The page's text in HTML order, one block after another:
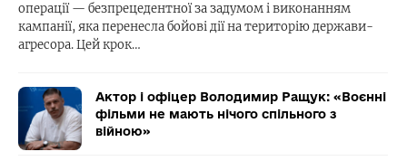
операції — безпрецедентної за задумом і виконанням
кампанії, яка перенесла бойові дії на територію держави-
агресора. Цей крок…
Актор і офіцер Володимир Ращук: «Воєнні
фільми не мають нічого спільного з
війною»